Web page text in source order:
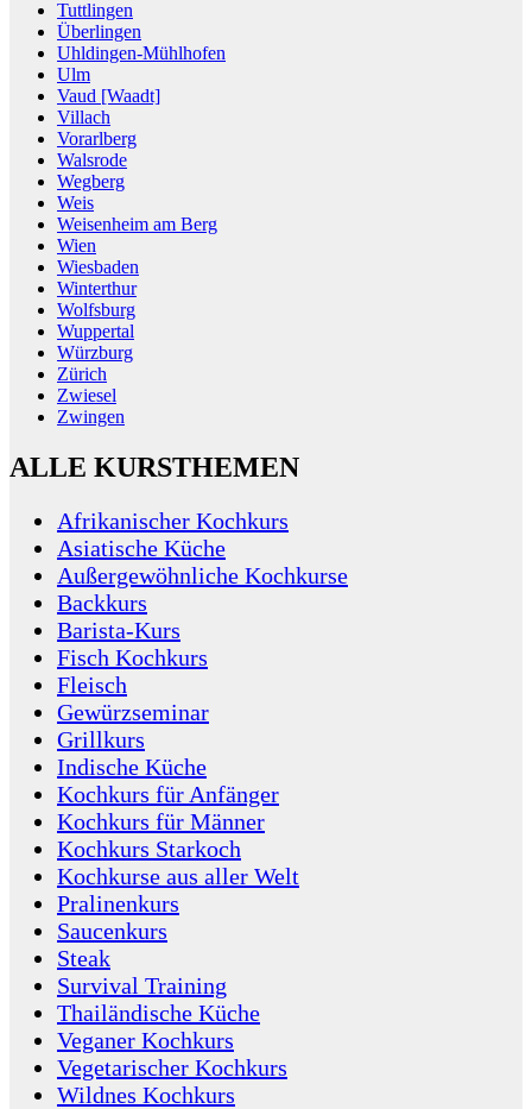
Tuttlingen
Überlingen
Uhldingen-Mühlhofen
Ulm
Vaud [Waadt]
Villach
Vorarlberg
Walsrode
Wegberg
Weis
Weisenheim am Berg
Wien
Wiesbaden
Winterthur
Wolfsburg
Wuppertal
Würzburg
Zürich
Zwiesel
Zwingen
ALLE KURSTHEMEN
Afrikanischer Kochkurs
Asiatische Küche
Außergewöhnliche Kochkurse
Backkurs
Barista-Kurs
Fisch Kochkurs
Fleisch
Gewürzseminar
Grillkurs
Indische Küche
Kochkurs für Anfänger
Kochkurs für Männer
Kochkurs Starkoch
Kochkurse aus aller Welt
Pralinenkurs
Saucenkurs
Steak
Survival Training
Thailändische Küche
Veganer Kochkurs
Vegetarischer Kochkurs
Wildnes Kochkurs